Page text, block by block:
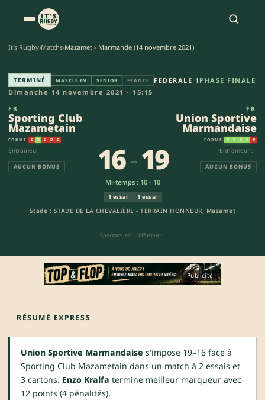
It's Rugby›Matchs›Mazamet - Marmande (14 novembre 2021)
Sporting Club Mazametain -
TERMINÉ MASCULIN SENIOR FRANCE FEDERALE 1 PHASE FINALE
Dimanche 14 novembre 2021 - 15:15
FR
Sporting Club
Mazametain
FORME D V D D D
Entraineur : -
AUCUN BONUS
Stade : STADE DE LA CHEVALIÈRE - TERRAIN HONNEUR, Mazamet
16-19
Mi-temps : 10 - 10
1 essai 1 essai
Spectateurs : - Diffuseur : -
FR
Union Sportive
Marmandaise
FORME V V V V D
Entraineur : -
AUCUN BONUS
Publicité
RÉSUMÉ EXPRESS
Union Sportive Marmandaise s'impose 19–16 face à
Sporting Club Mazametain dans un match à 2 essais et
3 cartons. Enzo Kralfa termine meilleur marqueur avec
12 points (4 pénalités).